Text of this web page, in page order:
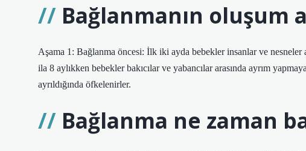
Bağlanmanın oluşum
Aşama 1: Bağlanma öncesi: İlk iki ayda bebekler insanlar ve nesneler
ila 8 aylıkken bebekler bakıcılar ve yabancılar arasında ayrım
ayrıldığında öfkelenirler.
Bağlanma ne zaman